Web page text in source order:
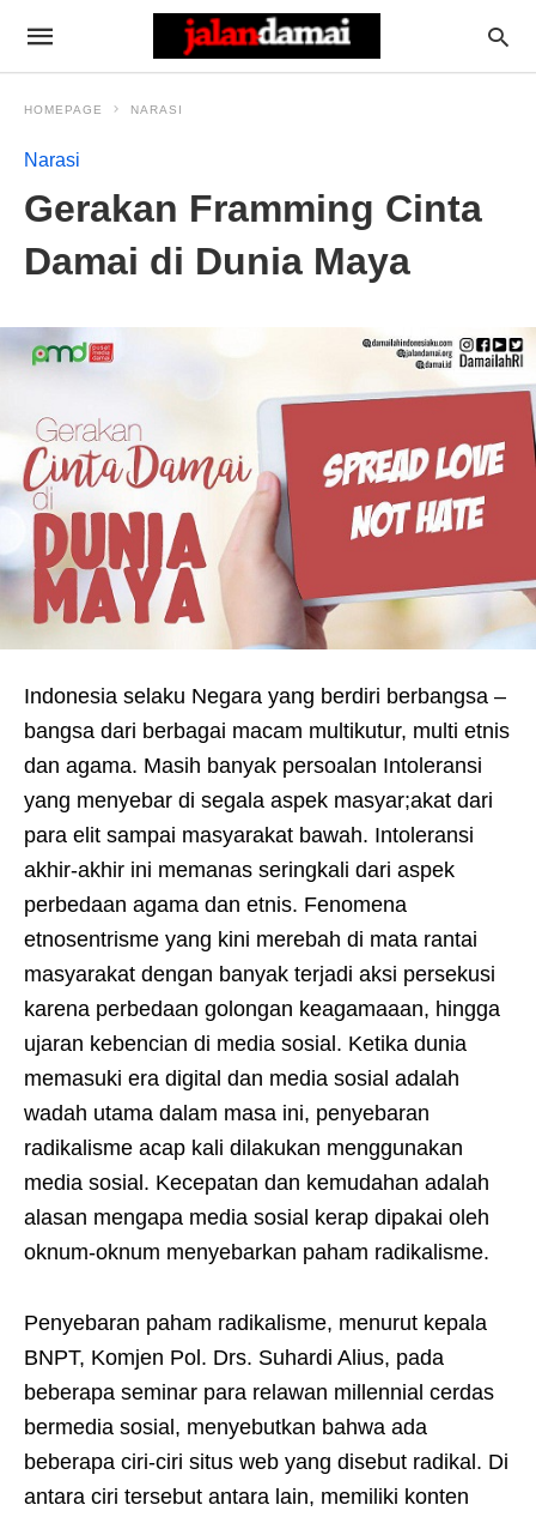
HOMEPAGE NARASI
Narasi
Gerakan Framming Cinta
Damai di Dunia Maya
Indonesia selaku Negara yang berdiri berbangsa –
bangsa dari berbagai macam multikutur, multi etnis
dan agama. Masih banyak persoalan Intoleransi
yang menyebar di segala aspek masyar;akat dari
para elit sampai masyarakat bawah. Intoleransi
akhir-akhir ini memanas seringkali dari aspek
perbedaan agama dan etnis. Fenomena
etnosentrisme yang kini merebah di mata rantai
masyarakat dengan banyak terjadi aksi persekusi
karena perbedaan golongan keagamaaan, hingga
ujaran kebencian di media sosial. Ketika dunia
memasuki era digital dan media sosial adalah
wadah utama dalam masa ini, penyebaran
radikalisme acap kali dilakukan menggunakan
media sosial. Kecepatan dan kemudahan adalah
alasan mengapa media sosial kerap dipakai oleh
oknum-oknum menyebarkan paham radikalisme.
Penyebaran paham radikalisme, menurut kepala
BNPT, Komjen Pol. Drs. Suhardi Alius, pada
beberapa seminar para relawan millennial cerdas
bermedia sosial, menyebutkan bahwa ada
beberapa ciri-ciri situs web yang disebut radikal. Di
antara ciri tersebut antara lain, memiliki konten